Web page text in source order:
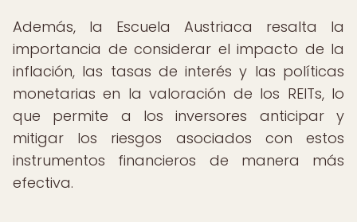
Además, la Escuela Austriaca resalta la
importancia de considerar el impacto de la
inflación, las tasas de interés y las políticas
monetarias en la valoración de los REITs, lo
que permite a los inversores anticipar y
mitigar los riesgos asociados con estos
instrumentos financieros de manera más
efectiva.